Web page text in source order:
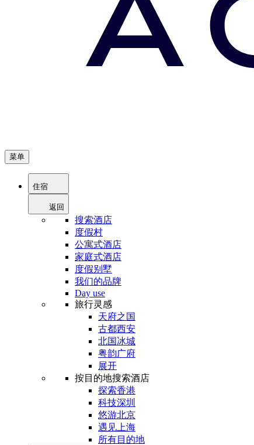
菜单
住宿
返回
搜索酒店
度假村
公寓式酒店
家庭式酒店
度假别墅
我们的品牌
Day use
旅行灵感
天府之国
古都西安
北国冰城
粤韵广府
展开
按目的地搜索酒店
探索香港
科技深圳
悠游北京
遇见上海
所有目的地